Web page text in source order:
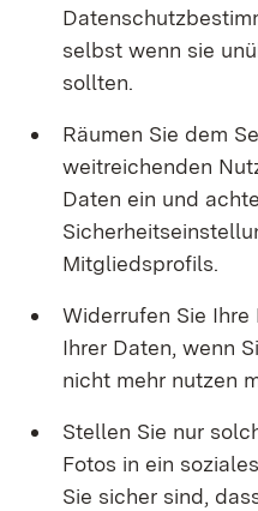
selbst wenn sie
sollten.
Räumen Sie dem
weitreichenden
Daten ein und
Mitgliedsprofils.
Widerrufen Sie
Ihrer Daten, wenn
nicht mehr nutzen
Stellen Sie nur
Fotos in ein
Sie sicher sind,